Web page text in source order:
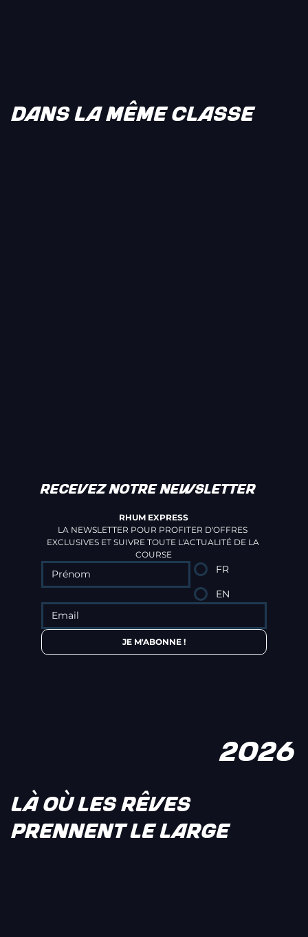
DANS LA MÊME CLASSE
LÀ OÙ LES RÊVES
PRENNENT LE LARGE
RECEVEZ NOTRE NEWSLETTER
RHUM EXPRESS
LA NEWSLETTER POUR PROFITER D'OFFRES
EXCLUSIVES ET SUIVRE TOUTE L'ACTUALITÉ DE LA
COURSE
FR
EN
JE M'ABONNE !
2026